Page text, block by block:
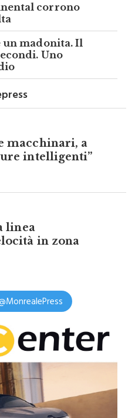
corrono
un madonita. Il
Uno
macchinari, a
intelligenti”
linea
in zona